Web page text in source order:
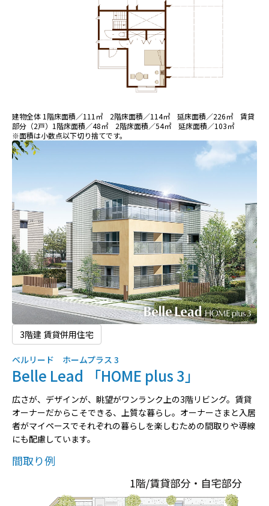
建物全体 1階床面積／111㎡ 2階床面積／114㎡ 延床面積／226㎡ 賃貸
部分（2戸）1階床面積／48㎡ 2階床面積／54㎡ 延床面積／103㎡
※面積は小数点以下切り捨てです。
3階建 賃貸併用住宅
ベルリード ホームプラス 3
Belle Lead 「HOME plus 3」
広さが、デザインが、眺望がワンランク上の3階リビング。賃貸
オーナーだからこそできる、上質な暮らし。オーナーさまと入居
者がマイペースでそれぞれの暮らしを楽しむための間取りや導線
にも配慮しています。
間取り例